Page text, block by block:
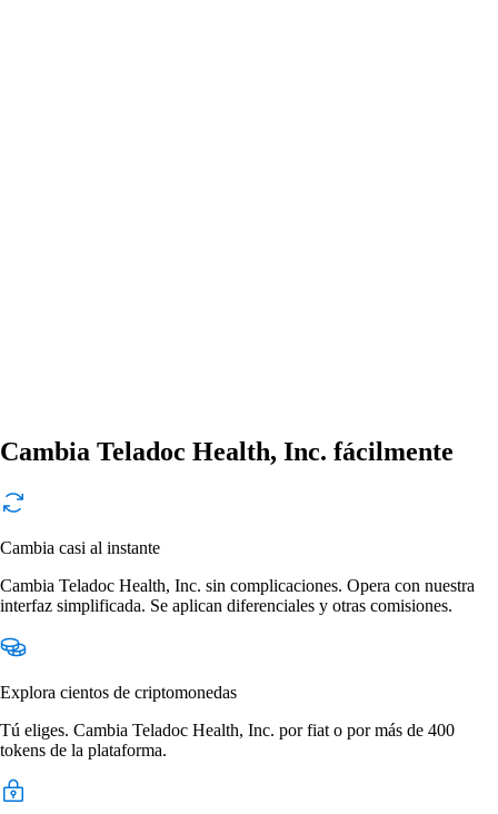
Cambia Teladoc Health, Inc. fácilmente
Cambia casi al instante
Cambia Teladoc Health, Inc. sin complicaciones. Opera con nuestra
interfaz simplificada. Se aplican diferenciales y otras comisiones.
Explora cientos de criptomonedas
Tú eliges. Cambia Teladoc Health, Inc. por fiat o por más de 400
tokens de la plataforma.